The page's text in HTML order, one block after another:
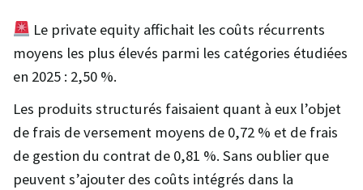
Le private equity affichait les coûts récurrents
moyens les plus élevés parmi les catégories étudiées
en 2025 : 2,50 %.
Les produits structurés faisaient quant à eux l’objet
de frais de versement moyens de 0,72 % et de frais
de gestion du contrat de 0,81 %. Sans oublier que
peuvent s’ajouter des coûts intégrés dans la